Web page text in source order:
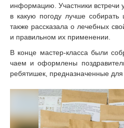
информацию. Участники встречи
в какую погоду лучше
также рассказала о лечебных
и правильном их применении.
В конце мастер-класса были
чаем и оформлены
ребятишек, предназначенные